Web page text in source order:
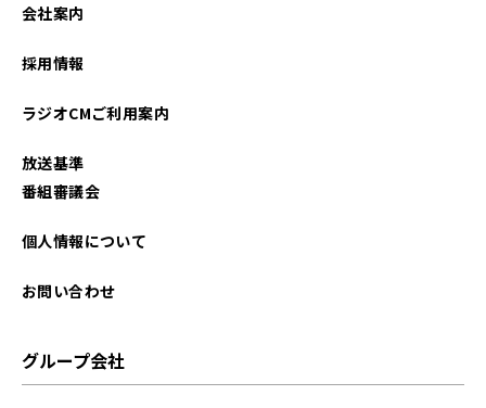
会社案内
採用情報
ラジオCMご利用案内
放送基準
番組審議会
個人情報について
お問い合わせ
グループ会社